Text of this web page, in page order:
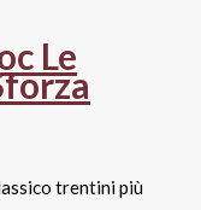
Le
trentini più